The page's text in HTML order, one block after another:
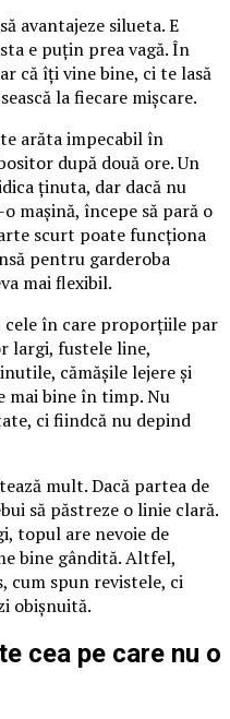
avantajeze silueta. E
e puțin prea vagă. În
că îți vine bine, ci te lasă
la fiecare mișcare.
arăta impecabil în
după două ore. Un
ținuta, dar dacă nu
mașină, începe să pară o
scurt poate funcționa
pentru garderoba
mai flexibil.
cele în care proporțiile par
largi, fustele line,
cămășile lejere și
mai bine în timp. Nu
ci fiindcă nu depind
mult. Dacă partea de
să păstreze o linie clară.
topul are nevoie de
bine gândită. Altfel,
cum spun revistele, ci
obișnuită.
cea pe care nu o